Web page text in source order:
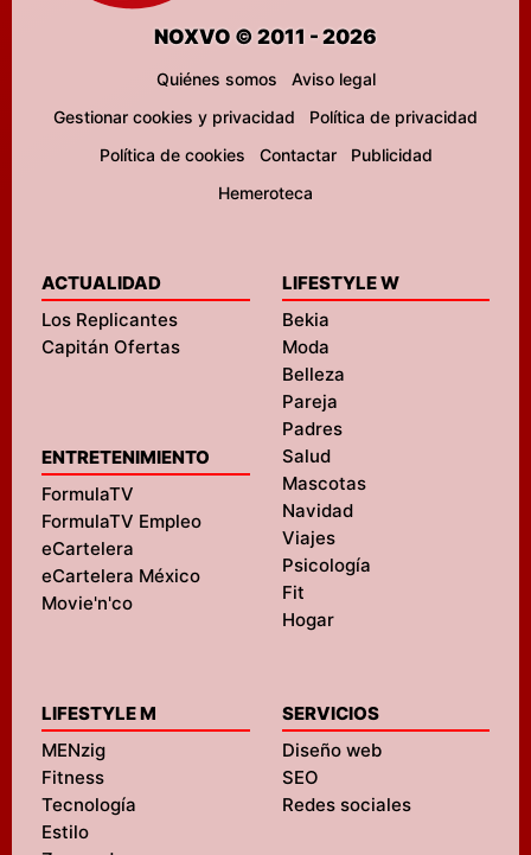
NOXVO © 2011 - 2026
Quiénes somos
Aviso legal
Gestionar cookies y privacidad
Política de privacidad
Política de cookies
Contactar
Publicidad
Hemeroteca
ACTUALIDAD
Los Replicantes
Capitán Ofertas
ENTRETENIMIENTO
FormulaTV
FormulaTV Empleo
eCartelera
eCartelera México
Movie'n'co
LIFESTYLE W
Bekia
Moda
Belleza
Pareja
Padres
Salud
Mascotas
Navidad
Viajes
Psicología
Fit
Hogar
LIFESTYLE M
MENzig
Fitness
Tecnología
Estilo
SERVICIOS
Diseño web
SEO
Redes sociales